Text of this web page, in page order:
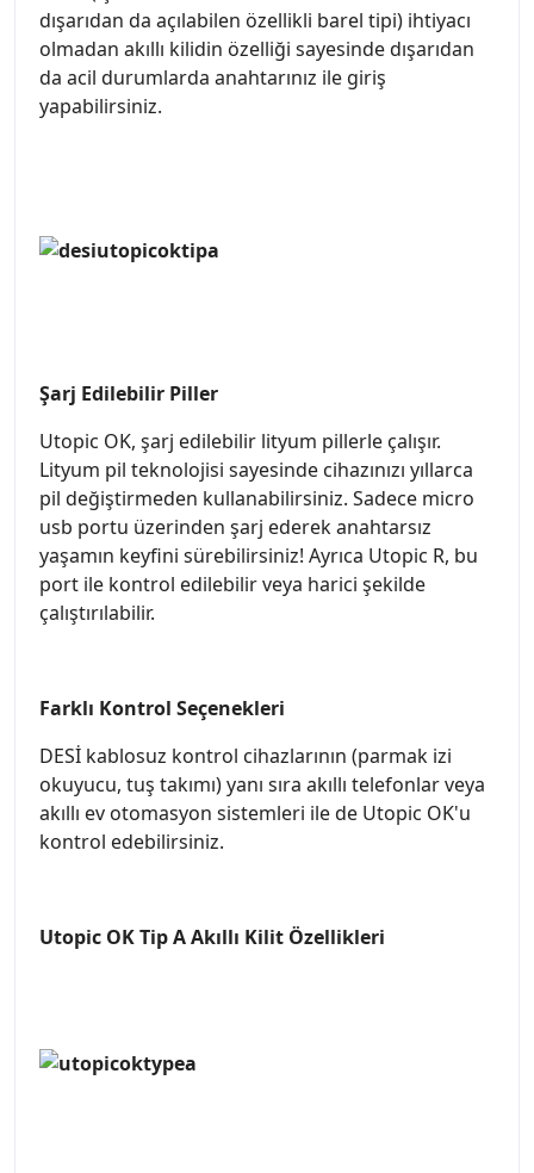
dışarıdan da açılabilen özellikli barel tipi) ihtiyacı
olmadan akıllı kilidin özelliği sayesinde dışarıdan
da acil durumlarda anahtarınız ile giriş
yapabilirsiniz.
Şarj Edilebilir Piller
Utopic OK, şarj edilebilir lityum pillerle çalışır.
Lityum pil teknolojisi sayesinde cihazınızı yıllarca
pil değiştirmeden kullanabilirsiniz. Sadece micro
usb portu üzerinden şarj ederek anahtarsız
yaşamın keyfini sürebilirsiniz! Ayrıca Utopic R, bu
port ile kontrol edilebilir veya harici şekilde
çalıştırılabilir.
Farklı Kontrol Seçenekleri
DESİ kablosuz kontrol cihazlarının (parmak izi
okuyucu, tuş takımı) yanı sıra akıllı telefonlar veya
akıllı ev otomasyon sistemleri ile de Utopic OK'u
kontrol edebilirsiniz.
Utopic OK Tip A Akıllı Kilit Özellikleri